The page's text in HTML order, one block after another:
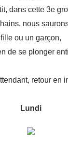
dans cette 3e
nous
fille ou un garçon,
de se plonger
retour en
Lundi